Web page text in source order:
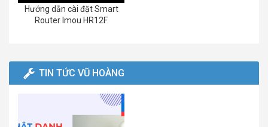
Hướng dẫn cài đặt Smart
Router Imou HR12F
TIN TỨC VŨ HOÀNG